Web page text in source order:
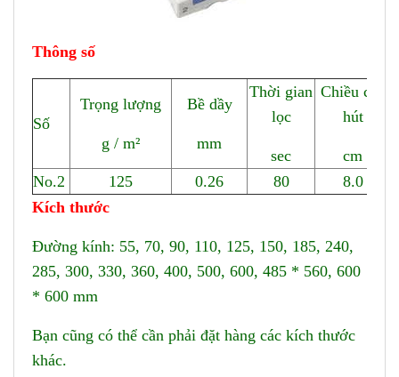
Thông số
Số
Trọng lượng
g / m²
Bề dầy
mm
Thời gian
lọc
sec
Chiều cao
hút
cm
No.2 125 0.26 80
8.0
Kích thước
Đường kính: 55, 70, 90, 110, 125, 150, 185, 240,
285, 300, 330, 360, 400, 500, 600, 485 * 560, 600
* 600 mm
Bạn cũng có thể cần phải đặt hàng các kích thước
khác.